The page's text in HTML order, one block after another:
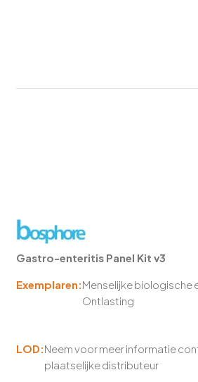
Gastro-enteritis Panel Kit v3
Exemplaren:Menselijke biologische
Ontlasting
LOD:Neem voor meer informatie
plaatselijke distributeur